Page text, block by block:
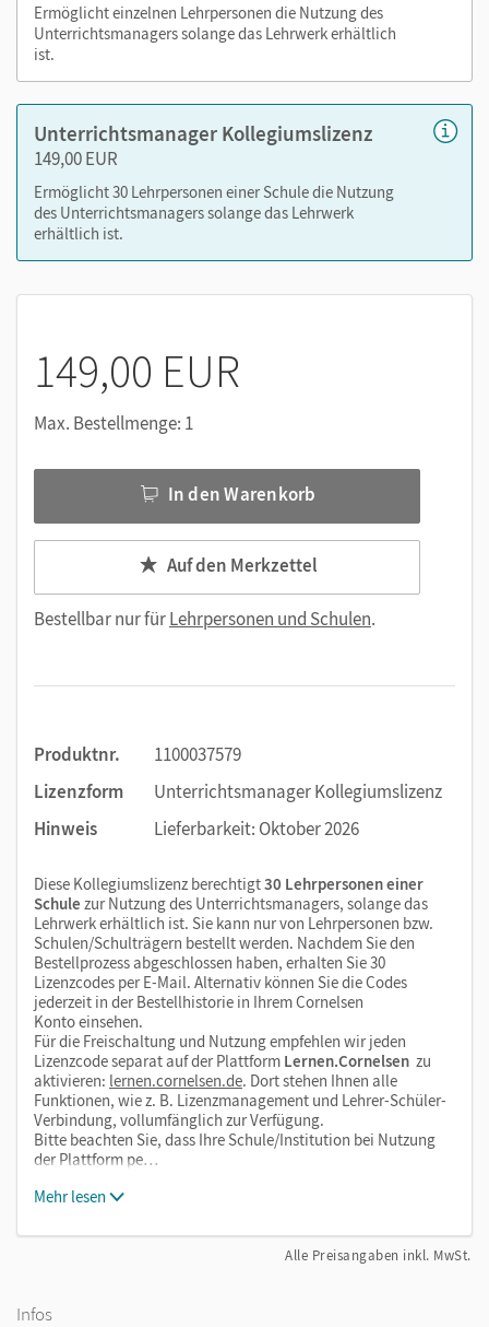
Vorschläge für Klassenarbeiten mit
Erwartungshorizonten
Zusatzmaterialien zu Projekten mit Lösungshinweisen
Diagnosebögen mit Lösungshinweisen und
Förderempfehlungen
Hörtexte mit passgenauen Arbeitsblättern zum
Hörverstehen mit Lösungshinweisen
Arbeitsheft-Seiten mit Lösungen
Ermöglicht einzelnen Lehrpersonen die Nutzung des
Unterrichtsmanagers solange das Lehrwerk erhältlich
ist.
Unterrichtsmanager Kollegiumslizenz
149,00 EUR
Ermöglicht 30 Lehrpersonen einer Schule die Nutzung
des Unterrichtsmanagers solange das Lehrwerk
erhältlich ist.
149,00 EUR
Max. Bestellmenge: 1
In den Warenkorb
Auf den Merkzettel
Bestellbar nur fürLehrpersonen und Schulen.
Produktnr.
1100037579
Lizenzform
Unterrichtsmanager Kollegiumslizenz
Hinweis
Lieferbarkeit: Oktober 2026
Diese Kollegiumslizenz berechtigt30 Lehrpersonen einer
Schule zur Nutzung des Unterrichtsmanagers, solange das
Lehrwerk erhältlich ist. Sie kann nur von Lehrpersonen bzw.
Schulen/Schulträgern bestellt werden. Nachdem Sie den
Bestellprozess abgeschlossen haben, erhalten Sie 30
Lizenzcodes per E-Mail. Alternativ können Sie die Codes
jederzeit in der Bestellhistorie in Ihrem Cornelsen
Konto einsehen.
Für die Freischaltung und Nutzung empfehlen wir jeden
Lizenzcode separat auf der Plattform Lernen.Cornelsen zu
aktivieren: lernen.cornelsen.de. Dort stehen Ihnen alle
Funktionen, wie z. B. Lizenzmanagement und Lehrer-Schüler-
Verbindung, vollumfänglich zur Verfügung.
Bitte beachten Sie, dass Ihre Schule/Institution bei Nutzung
der Plattform pe…
Mehr lesen
Alle Preisangaben inkl. MwSt.
Infos